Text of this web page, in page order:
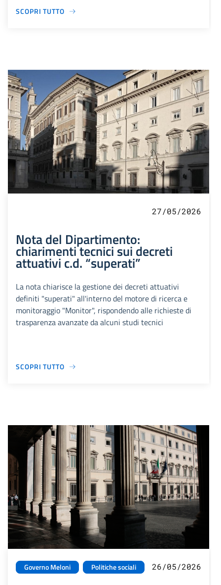
SCOPRI TUTTO
27/05/2026
Nota del Dipartimento:
chiarimenti tecnici sui decreti
attuativi c.d. “superati”
La nota chiarisce la gestione dei decreti attuativi
definiti "superati" all'interno del motore di ricerca e
monitoraggio "Monitor", rispondendo alle richieste di
trasparenza avanzate da alcuni studi tecnici
SCOPRI TUTTO
Governo Meloni Politiche sociali 26/05/2026